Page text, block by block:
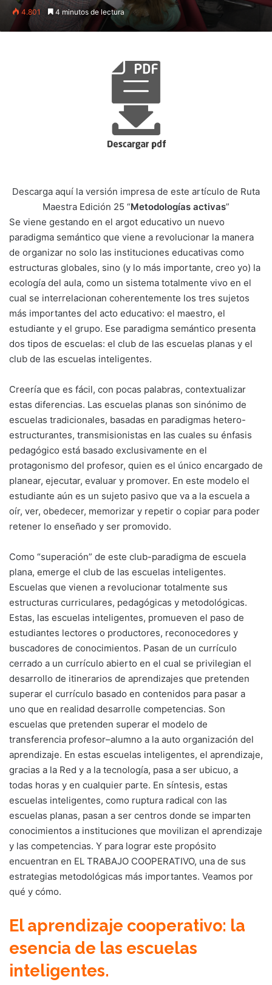
4.801 4 minutos de lectura
Descarga aquí la versión impresa de este artículo de Ruta
Maestra Edición 25 “Metodologías activas”
Se viene gestando en el argot educativo un nuevo
paradigma semántico que viene a revolucionar la manera
de organizar no solo las instituciones educativas como
estructuras globales, sino (y lo más importante, creo yo) la
ecología del aula, como un sistema totalmente vivo en el
cual se interrelacionan coherentemente los tres sujetos
más importantes del acto educativo: el maestro, el
estudiante y el grupo. Ese paradigma semántico presenta
dos tipos de escuelas: el club de las escuelas planas y el
club de las escuelas inteligentes.
Creería que es fácil, con pocas palabras, contextualizar
estas diferencias. Las escuelas planas son sinónimo de
escuelas tradicionales, basadas en paradigmas hetero-
estructurantes, transmisionistas en las cuales su énfasis
pedagógico está basado exclusivamente en el
protagonismo del profesor, quien es el único encargado de
planear, ejecutar, evaluar y promover. En este modelo el
estudiante aún es un sujeto pasivo que va a la escuela a
oír, ver, obedecer, memorizar y repetir o copiar para poder
retener lo enseñado y ser promovido.
Como “superación” de este club-paradigma de escuela
plana, emerge el club de las escuelas inteligentes.
Escuelas que vienen a revolucionar totalmente sus
estructuras curriculares, pedagógicas y metodológicas.
Estas, las escuelas inteligentes, promueven el paso de
estudiantes lectores o productores, reconocedores y
buscadores de conocimientos. Pasan de un currículo
cerrado a un currículo abierto en el cual se privilegian el
desarrollo de itinerarios de aprendizajes que pretenden
superar el currículo basado en contenidos para pasar a
uno que en realidad desarrolle competencias. Son
escuelas que pretenden superar el modelo de
transferencia profesor–alumno a la auto organización del
aprendizaje. En estas escuelas inteligentes, el aprendizaje,
gracias a la Red y a la tecnología, pasa a ser ubicuo, a
todas horas y en cualquier parte. En síntesis, estas
escuelas inteligentes, como ruptura radical con las
escuelas planas, pasan a ser centros donde se imparten
conocimientos a instituciones que movilizan el aprendizaje
y las competencias. Y para lograr este propósito
encuentran en EL TRABAJO COOPERATIVO, una de sus
estrategias metodológicas más importantes. Veamos por
qué y cómo.
El aprendizaje cooperativo: la
esencia de las escuelas
inteligentes.